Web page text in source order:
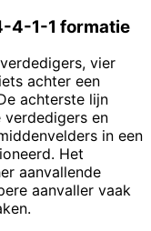
4-1-1 formatie
vier
achter een
achterste lijn
en
in een
Het
aanvallende
aanvaller vaak